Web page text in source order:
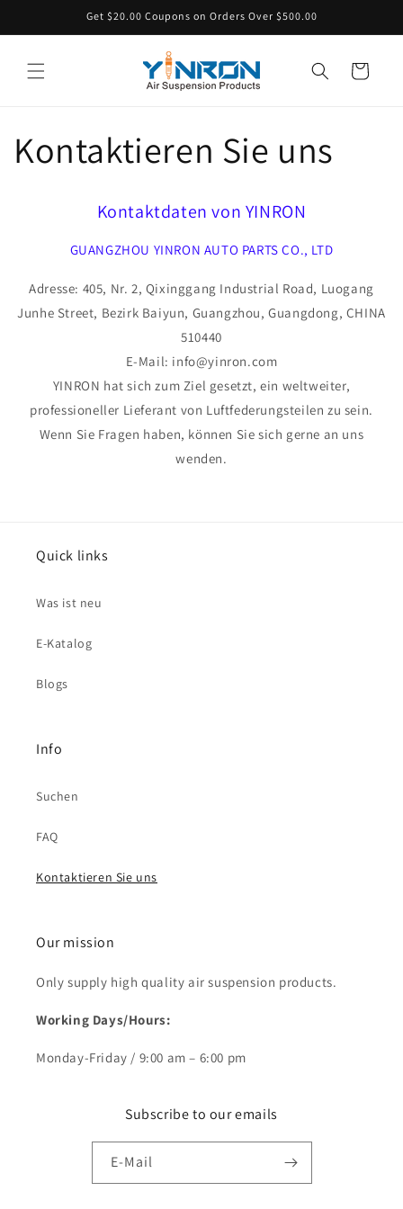
springen
Get $20.00 Coupons on Orders Over $500.00
Warenkorb
Kontaktieren Sie uns
Kontaktdaten von YINRON
GUANGZHOU YINRON AUTO PARTS CO., LTD
Adresse: 405, Nr. 2, Qixinggang Industrial Road, Luogang
Junhe Street, Bezirk Baiyun, Guangzhou, Guangdong, CHINA
510440
E-Mail: info@yinron.com
YINRON hat sich zum Ziel gesetzt, ein weltweiter,
professioneller Lieferant von Luftfederungsteilen zu sein.
Wenn Sie Fragen haben, können Sie sich gerne an uns
wenden.
Quick links
Was ist neu
E-Katalog
Blogs
Info
Suchen
FAQ
Kontaktieren Sie uns
Our mission
Only supply high quality air suspension products.
Working Days/Hours:
Monday-Friday / 9:00 am – 6:00 pm
Subscribe to our emails
E-Mail